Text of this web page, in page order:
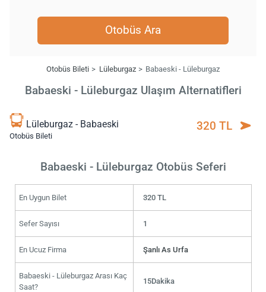
Otobüs Ara
Otobüs Bileti Lüleburgaz Babaeski - Lüleburgaz
Babaeski - Lüleburgaz Ulaşım Alternatifleri
Lüleburgaz - Babaeski
Otobüs Bileti
320 TL
Babaeski - Lüleburgaz Otobüs Seferi
En Uygun Bilet 320 TL
Sefer Sayısı 1
En Ucuz Firma Şanlı As Urfa
Babaeski - Lüleburgaz Arası Kaç
Saat?
15Dakika